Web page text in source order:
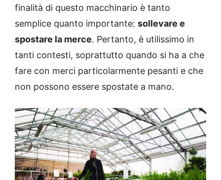
finalità di questo macchinario è tanto
semplice quanto importante: sollevare e
spostare la merce. Pertanto, è utilissimo in
tanti contesti, soprattutto quando si ha a che
fare con merci particolarmente pesanti e che
non possono essere spostate a mano.